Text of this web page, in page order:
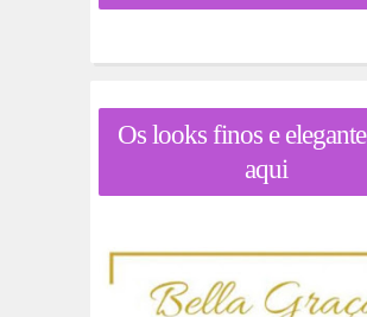
Os looks finos e
aqui